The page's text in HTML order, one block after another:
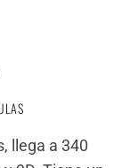
llega a 340